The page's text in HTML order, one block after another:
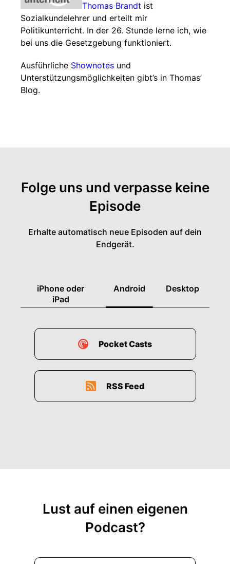
Thomas Brandt ist
Sozialkundelehrer und erteilt mir
Politikunterricht. In der 26. Stunde lerne ich, wie
bei uns die Gesetzgebung funktioniert.
Ausführliche Shownotes und
Unterstützungsmöglichkeiten gibt’s in Thomas’
Blog.
Folge uns und verpasse keine
Episode
Erhalte automatisch neue Episoden auf dein
Endgerät.
iPhone oder
iPad
Android Desktop
Pocket Casts
RSS Feed
Lust auf einen eigenen
Podcast?